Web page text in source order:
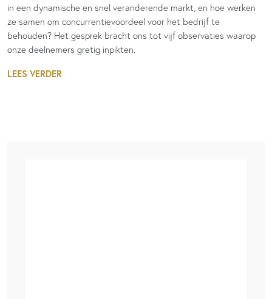
in een dynamische en snel veranderende markt, en hoe werken
ze samen om concurrentievoordeel voor het bedrijf te
behouden? Het gesprek bracht ons tot vijf observaties waarop
onze deelnemers gretig inpikten.
LEES VERDER